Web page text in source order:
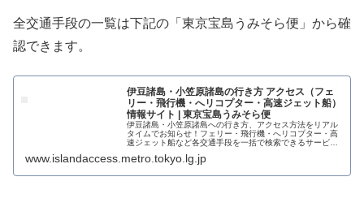
全交通手段の一覧は下記の「東京宝島うみそら便」から確
認できます。
伊豆諸島・小笠原諸島の行き方 アクセス（フェ
リー・飛行機・へリコプター・高速ジェット船）
情報サイト | 東京宝島うみそら便
伊豆諸島・小笠原諸島への行き方、アクセス方法をリアル
タイムでお知らせ！フェリー・飛行機・へリコプター・高
速ジェット船など各交通手段を一括で検索できるサービス
www.islandaccess.metro.tokyo.lg.jp